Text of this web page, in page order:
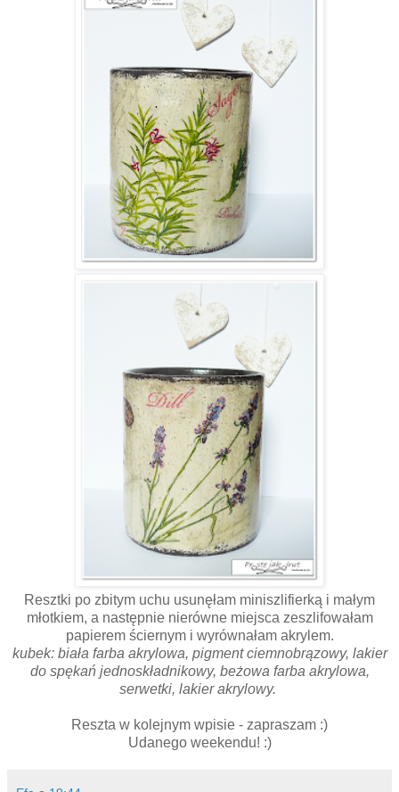
Resztki po zbitym uchu usunęłam miniszlifierką i małym
młotkiem, a następnie nierówne miejsca zeszlifowałam
papierem ściernym i wyrównałam akrylem.
kubek: biała farba akrylowa, pigment ciemnobrązowy, lakier
do spękań jednoskładnikowy, beżowa farba akrylowa,
serwetki, lakier akrylowy.
Reszta w kolejnym wpisie - zapraszam :)
Udanego weekendu! :)